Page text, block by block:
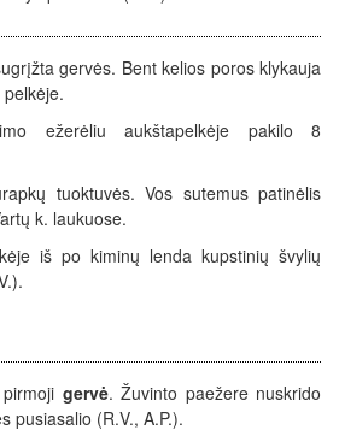
gervės. Bent kelios poros klykauja
pelkėje.
ežerėliu aukštapelkėje pakilo 8
tuoktuvės. Vos sutemus patinėlis
k. laukuose.
iš po kiminų lenda kupstinių švylių
gervė. Žuvinto paežere nuskrido
pusiasalio (R.V., A.P.).